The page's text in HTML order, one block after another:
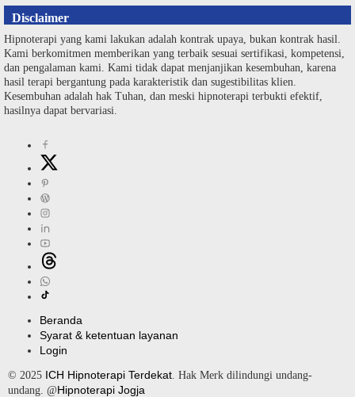
Disclaimer
Hipnoterapi yang kami lakukan adalah kontrak upaya, bukan kontrak hasil.
Kami berkomitmen memberikan yang terbaik sesuai sertifikasi, kompetensi,
dan pengalaman kami. Kami tidak dapat menjanjikan kesembuhan, karena
hasil terapi bergantung pada karakteristik dan sugestibilitas klien.
Kesembuhan adalah hak Tuhan, dan meski hipnoterapi terbukti efektif,
hasilnya dapat bervariasi.
Beranda
Syarat & ketentuan layanan
Login
© 2025 ICH Hipnoterapi Terdekat . Hak Merk dilindungi undang-
undang. @Hipnoterapi Jogja